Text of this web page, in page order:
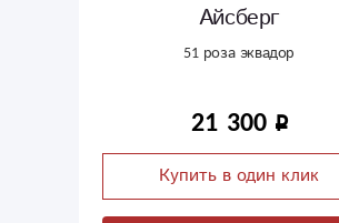
Айсберг
51 роза эквадор
21 300
Купить в один клик